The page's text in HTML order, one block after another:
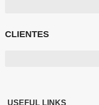
CLIENTES
USEFUL LINKS